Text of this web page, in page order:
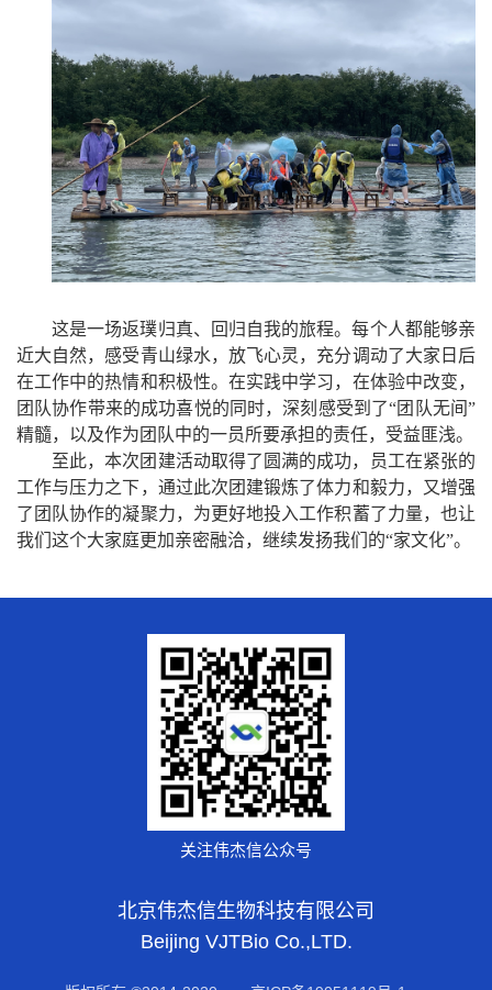
这是一场返璞归真、回归自我的旅程。每个人都能够亲
近大自然，感受青山绿水，放飞心灵，充分调动了大家日后
在工作中的热情和积极性。在实践中学习，在体验中改变，
团队协作带来的成功喜悦的同时，深刻感受到了“团队无间”
精髓，以及作为团队中的一员所要承担的责任，受益匪浅。
至此，本次团建活动取得了圆满的成功，员工在紧张的
工作与压力之下，通过此次团建锻炼了体力和毅力，又增强
了团队协作的凝聚力，为更好地投入工作积蓄了力量，也让
我们这个大家庭更加亲密融洽，继续发扬我们的“家文化”。
关注伟杰信公众号
北京伟杰信生物科技有限公司
Beijing VJTBio Co.,LTD.